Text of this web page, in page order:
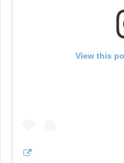
View this